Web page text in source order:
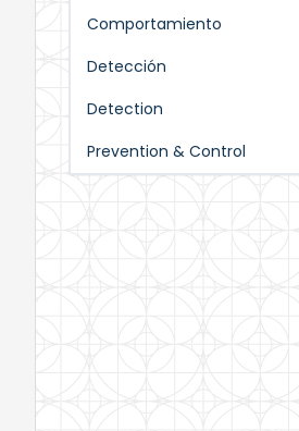
Comportamiento
Detección
Detection
Prevention & Control